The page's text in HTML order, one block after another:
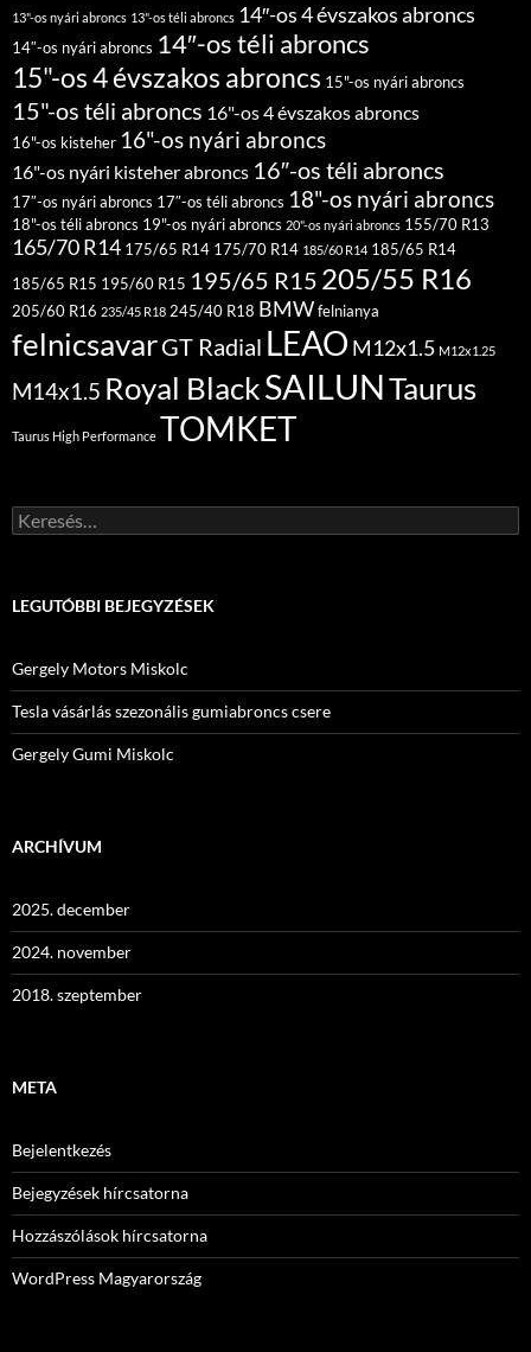
13"-os nyári abroncs 13"-os téli abroncs 14″-os 4 évszakos abroncs
14″-os nyári abroncs 14″-os téli abroncs
15"-os 4 évszakos abroncs 15"-os nyári abroncs
15"-os téli abroncs 16"-os 4 évszakos abroncs
16"-os kisteher 16"-os nyári abroncs
16"-os nyári kisteher abroncs 16″-os téli abroncs
17″-os nyári abroncs 17″-os téli abroncs 18"-os nyári abroncs
18"-os téli abroncs 19"-os nyári abroncs 20"-os nyári abroncs 155/70 R13
165/70 R14 175/65 R14 175/70 R14 185/60 R14 185/65 R14
185/65 R15 195/60 R15 195/65 R15 205/55 R16
205/60 R16 235/45 R18 245/40 R18 BMWfelnianya
felnicsavarGT Radial LEAO M12x1.5 M12x1.25
M14x1.5 Royal BlackSAILUNTaurus
Taurus High Performance TOMKET
Keresés:
LEGUTÓBBI BEJEGYZÉSEK
Gergely Motors Miskolc
Tesla vásárlás szezonális gumiabroncs csere
Gergely Gumi Miskolc
ARCHÍVUM
2025. december
2024. november
2018. szeptember
META
Bejelentkezés
Bejegyzések hírcsatorna
Hozzászólások hírcsatorna
WordPress Magyarország